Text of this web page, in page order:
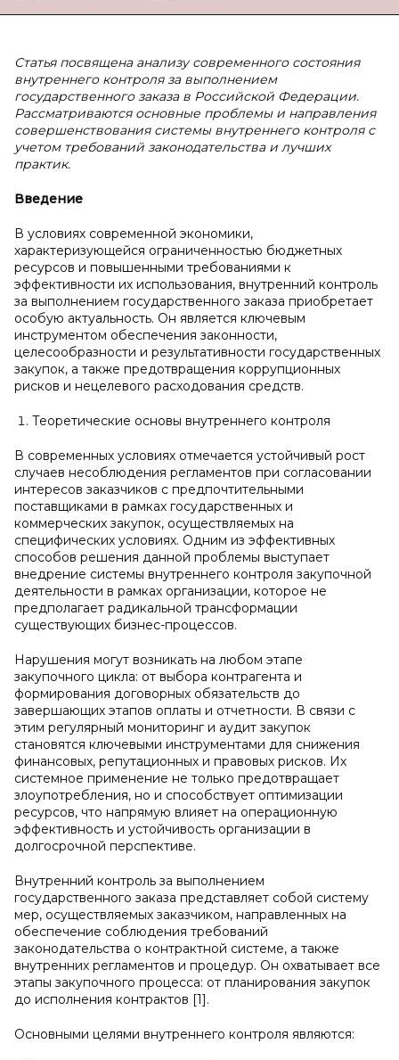
Статья посвящена анализу современного состояния
внутреннего контроля за выполнением
государственного заказа в Российской Федерации.
Рассматриваются основные проблемы и направления
совершенствования системы внутреннего контроля с
учетом требований законодательства и лучших
практик.
Введение
В условиях современной экономики,
характеризующейся ограниченностью бюджетных
ресурсов и повышенными требованиями к
эффективности их использования, внутренний контроль
за выполнением государственного заказа приобретает
особую актуальность. Он является ключевым
инструментом обеспечения законности,
целесообразности и результативности государственных
закупок, а также предотвращения коррупционных
рисков и нецелевого расходования средств.
Теоретические основы внутреннего контроля
В современных условиях отмечается устойчивый рост
случаев несоблюдения регламентов при согласовании
интересов заказчиков с предпочтительными
поставщиками в рамках государственных и
коммерческих закупок, осуществляемых на
специфических условиях. Одним из эффективных
способов решения данной проблемы выступает
внедрение системы внутреннего контроля закупочной
деятельности в рамках организации, которое не
предполагает радикальной трансформации
существующих бизнес-процессов.
Нарушения могут возникать на любом этапе
закупочного цикла: от выбора контрагента и
формирования договорных обязательств до
завершающих этапов оплаты и отчетности. В связи с
этим регулярный мониторинг и аудит закупок
становятся ключевыми инструментами для снижения
финансовых, репутационных и правовых рисков. Их
системное применение не только предотвращает
злоупотребления, но и способствует оптимизации
ресурсов, что напрямую влияет на операционную
эффективность и устойчивость организации в
долгосрочной перспективе.
Внутренний контроль за выполнением
государственного заказа представляет собой систему
мер, осуществляемых заказчиком, направленных на
обеспечение соблюдения требований
законодательства о контрактной системе, а также
внутренних регламентов и процедур. Он охватывает все
этапы закупочного процесса: от планирования закупок
до исполнения контрактов [1].
Основными целями внутреннего контроля являются: